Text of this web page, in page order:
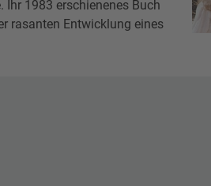
Ihr 1983 erschienenes Buch
rasanten Entwicklung eines